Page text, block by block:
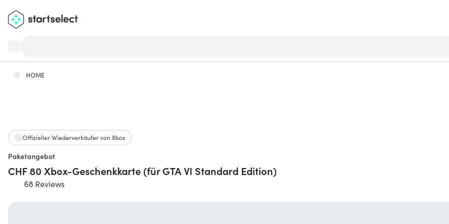
HOME
Offizieller Wiederverkäufer von Xbox
Paketangebot
CHF 80 Xbox-Geschenkkarte (für GTA VI Standard Edition)
68 Reviews